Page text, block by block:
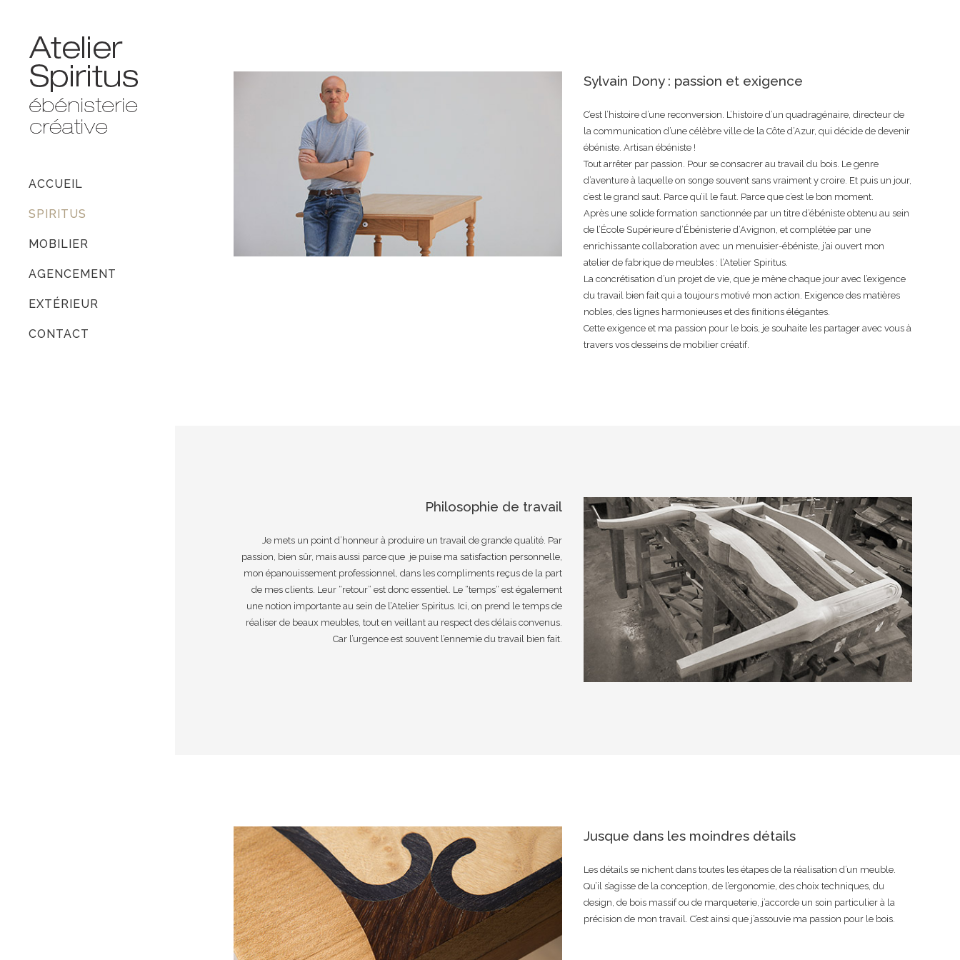
ACCUEIL
SPIRITUS
MOBILIER
AGENCEMENT
EXTÉRIEUR
CONTACT
Sylvain Dony : passion et exigence
C’est l’histoire d’une reconversion. L’histoire d’un quadragénaire, directeur de
la communication d’une célèbre ville de la Côte d’Azur, qui décide de devenir
ébéniste. Artisan ébéniste !
Tout arrêter par passion. Pour se consacrer au travail du bois. Le genre
d’aventure à laquelle on songe souvent sans vraiment y croire. Et puis un jour,
c’est le grand saut. Parce qu’il le faut. Parce que c’est le bon moment.
Après une solide formation sanctionnée par un titre d’ébéniste obtenu au sein
de l’École Supérieure d’Ébénisterie d’Avignon, et complétée par une
enrichissante collaboration avec un menuisier-ébéniste, j’ai ouvert mon
atelier de fabrique de meubles : l’Atelier Spiritus.
La concrétisation d’un projet de vie, que je mène chaque jour avec l’exigence
du travail bien fait qui a toujours motivé mon action. Exigence des matières
nobles, des lignes harmonieuses et des finitions élégantes.
Cette exigence et ma passion pour le bois, je souhaite les partager avec vous à
travers vos desseins de mobilier créatif.
Philosophie de travail
Je mets un point d’honneur à produire un travail de grande qualité. Par
passion, bien sûr, mais aussi parce que je puise ma satisfaction personnelle,
mon épanouissement professionnel, dans les compliments reçus de la part
de mes clients. Leur “retour” est donc essentiel. Le “temps“ est également
une notion importante au sein de l’Atelier Spiritus. Ici, on prend le temps de
réaliser de beaux meubles, tout en veillant au respect des délais convenus.
Car l’urgence est souvent l’ennemie du travail bien fait.
Jusque dans les moindres détails
Les détails se nichent dans toutes les étapes de la réalisation d’un meuble.
Qu’il s’agisse de la conception, de l’ergonomie, des choix techniques, du
design, de bois massif ou de marqueterie, j’accorde un soin particulier à la
précision de mon travail. C’est ainsi que j’assouvie ma passion pour le bois.